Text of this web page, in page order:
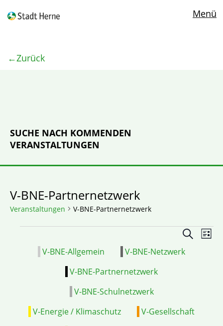
Zurück
Menü
SUCHE NACH KOMMENDEN
VERANSTALTUNGEN
V-BNE-Partnernetzwerk
Veranstaltungen V-BNE-Partnernetzwerk
und
SucheListe
V-BNE-Allgemein
V-BNE-Netzwerk
V-BNE-Partnernetzwerk
V-BNE-Schulnetzwerk
V-Energie / Klimaschutz
V-Gesellschaft